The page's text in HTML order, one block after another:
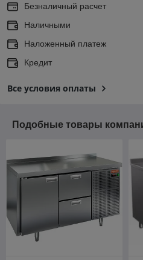
Безналичный расчет
Наличными
Наложенный платеж
Кредит
Все условия оплаты
Подобные товары